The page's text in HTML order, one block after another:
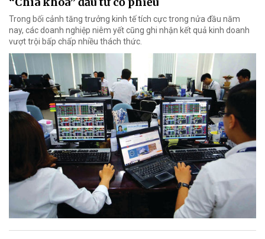
Trong bối cảnh tăng trưởng kinh tế tích cực trong nửa đầu năm
nay, các doanh nghiệp niêm yết cũng ghi nhận kết quả kinh doanh
vượt trội bấp chấp nhiều thách thức.